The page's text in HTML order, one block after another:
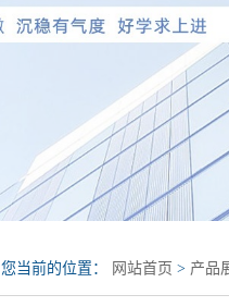
您当前的位置： 网站首页 > 产品